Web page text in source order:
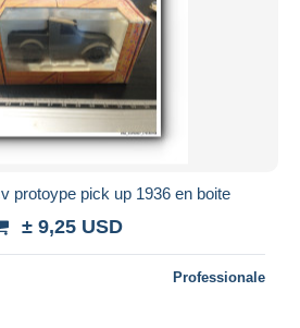
protoype pick up 1936 en boite
± 9,25 USD
Professionale